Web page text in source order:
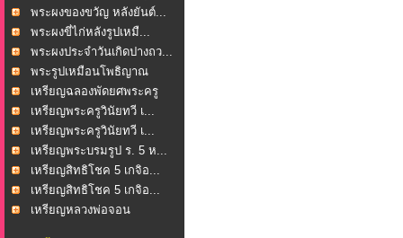
พระผงของขวัญ หลังยันต์...
พระผงขี่ไก่หลังรูปเหมื...
พระผงประจำวันเกิดปางถว...
พระรูปเหมือนโพธิญาณ
หล... เหรียญฉลองพัดยศพระครู
ช...
เหรียญพระครูวินัยทวี เ...
เหรียญพระครูวินัยทวี เ...
เหรียญพระบรมรูป ร. 5 ห...
เหรียญสิทธิโชค 5 เกจิอ...
เหรียญสิทธิโชค 5 เกจิอ...
เหรียญหลวงพ่อจอน